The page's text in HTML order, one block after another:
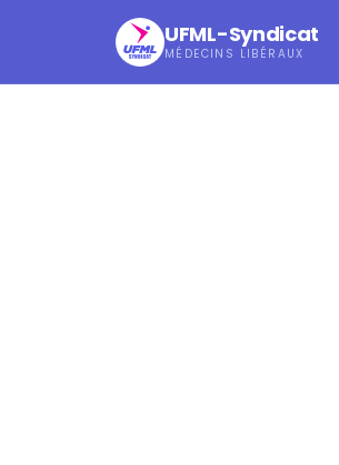
UFML-Syndicat
MÉDECINS LIBÉRAUX